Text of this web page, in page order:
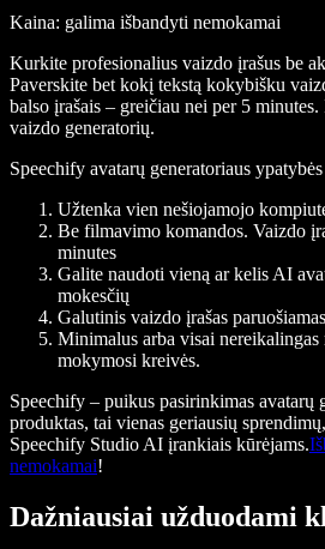
Kaina: galima išbandyti nemokamai
Kurkite profesionalius vaizdo įrašus be
Paverskite bet kokį tekstą kokybišku
balso įrašais – greičiau nei per 5
vaizdo generatorių.
Speechify avatarų generatoriaus ypatybės
Užtenka vien nešiojamojo
Be filmavimo komandos. Vaizdo
minutes
Galite naudoti vieną ar kelis AI
mokesčių
Galutinis vaizdo įrašas
Minimalus arba visai nereikalingas
mokymosi kreivės.
Speechify – puikus pasirinkimas avatarų
produktas, tai vienas geriausių
Speechify Studio AI įrankiais kūrėjams.
nemokamai!
Dažniausiai užduodami